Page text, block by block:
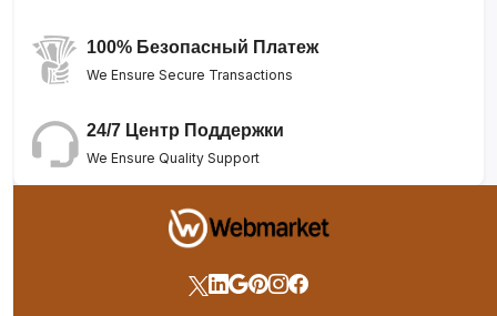
100% Безопасный Платеж
We Ensure Secure Transactions
24/7 Центр Поддержки
We Ensure Quality Support